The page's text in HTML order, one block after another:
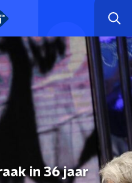
in 36 jaar